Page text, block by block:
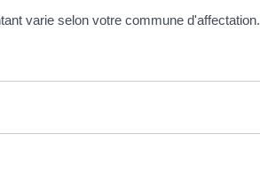
varie selon votre commune d'affectation.